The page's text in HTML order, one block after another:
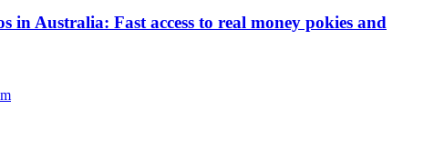
in Australia: Fast access to real money pokies and